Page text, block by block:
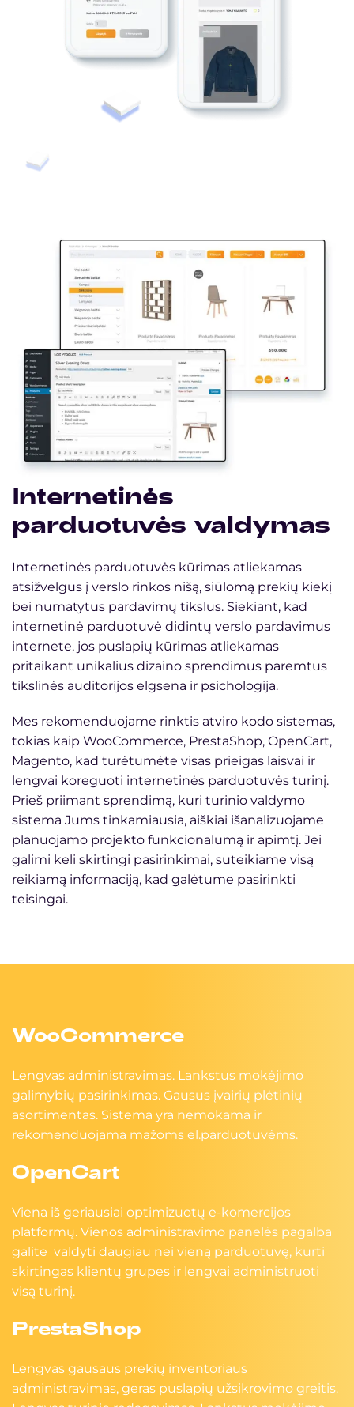
Internetinės
parduotuvės valdymas
Internetinės parduotuvės kūrimas atliekamas
atsižvelgus į verslo rinkos nišą, siūlomą prekių kiekį
bei numatytus pardavimų tikslus. Siekiant, kad
internetinė parduotuvė didintų verslo pardavimus
internete, jos puslapių kūrimas atliekamas
pritaikant unikalius dizaino sprendimus paremtus
tikslinės auditorijos elgsena ir psichologija.
Mes rekomenduojame rinktis atviro kodo sistemas,
tokias kaip WooCommerce, PrestaShop, OpenCart,
Magento, kad turėtumėte visas prieigas laisvai ir
lengvai koreguoti internetinės parduotuvės turinį.
Prieš priimant sprendimą, kuri turinio valdymo
sistema Jums tinkamiausia, aiškiai išanalizuojame
planuojamo projekto funkcionalumą ir apimtį. Jei
galimi keli skirtingi pasirinkimai, suteikiame visą
reikiamą informaciją, kad galėtume pasirinkti
teisingai.
WooCommerce
Lengvas administravimas. Lankstus mokėjimo
galimybių pasirinkimas. Gausus įvairių plėtinių
asortimentas. Sistema yra nemokama ir
rekomenduojama mažoms el.parduotuvėms.
OpenCart
Viena iš geriausiai optimizuotų e-komercijos
platformų. Vienos administravimo panelės pagalba
galite valdyti daugiau nei vieną parduotuvę, kurti
skirtingas klientų grupes ir lengvai administruoti
visą turinį.
PrestaShop
Lengvas gausaus prekių inventoriaus
administravimas, geras puslapių užsikrovimo greitis.